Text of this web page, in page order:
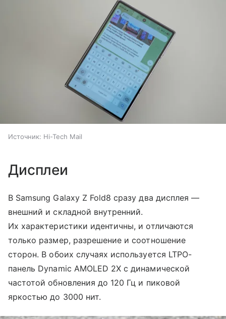
Источник: Hi-Tech Mail
Дисплеи
В Samsung Galaxy Z Fold8 сразу два дисплея —
внешний и складной внутренний.
Их характеристики идентичны, и отличаются
только размер, разрешение и соотношение
сторон. В обоих случаях используется LTPO-
панель Dynamic AMOLED 2X с динамической
частотой обновления до 120 Гц и пиковой
яркостью до 3000 нит.